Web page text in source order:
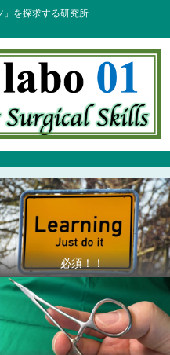
」を探求する研究所
必須！！